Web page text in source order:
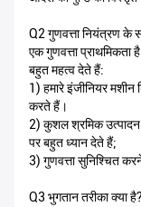
Q2 गुणवत्ता नियंत्रण के
एक गुणवत्ता
बहुत महत्व देते हैं:
1) हमारे इंजीनियर
करते हैं।
2) कुशल श्रमिक
पर बहुत ध्यान देते हैं;
3) गुणवत्ता सुनिश्चित
Q3 भुगतान तरीका क्या है?